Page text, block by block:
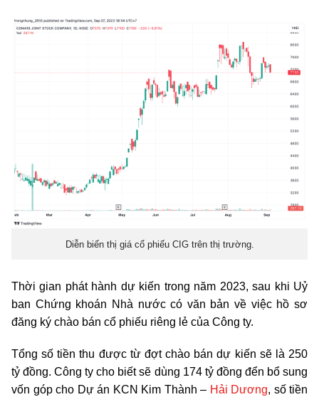
Diễn biến thị giá cổ phiếu CIG trên thị trường.
Thời gian phát hành dự kiến trong năm 2023, sau khi Uỷ
ban Chứng khoán Nhà nước có văn bản về việc hồ sơ
đăng ký chào bán cổ phiếu riêng lẻ của Công ty.
Tổng số tiền thu được từ đợt chào bán dự kiến sẽ là 250
tỷ đồng. Công ty cho biết sẽ dùng 174 tỷ đồng đển bổ sung
vốn góp cho Dự án KCN Kim Thành – Hải Dương, số tiền